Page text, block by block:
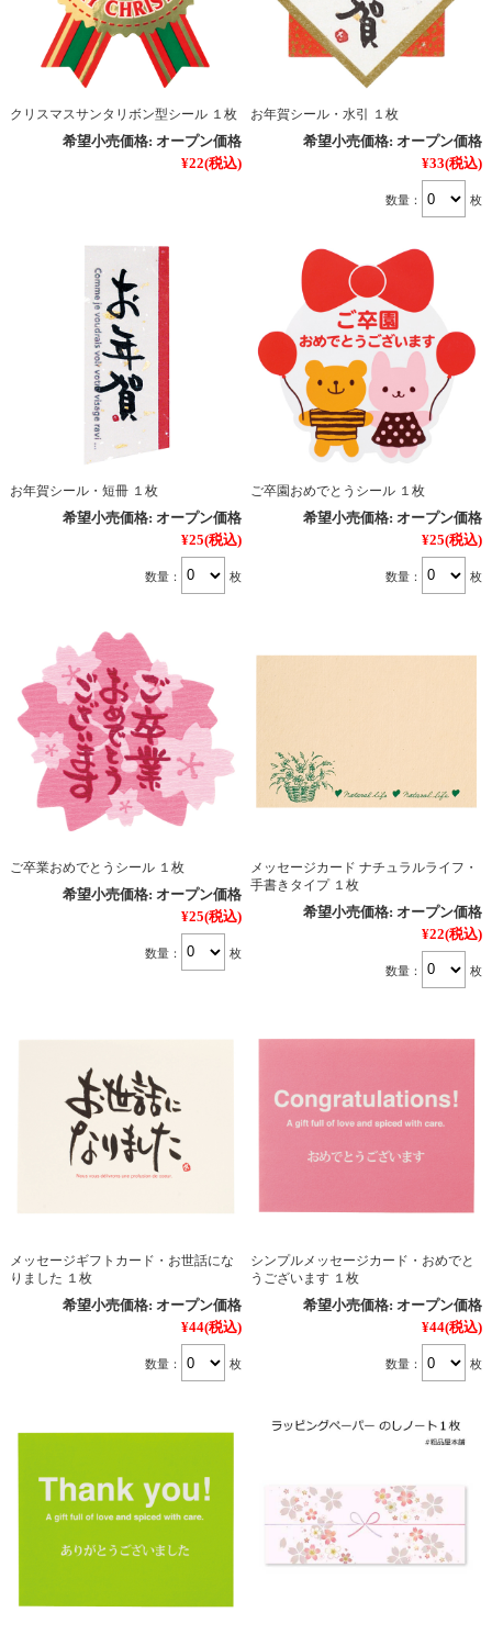
クリスマスサンタリボン型シール １枚
希望小売価格: オープン価格
¥22(税込)
お年賀シール・水引 １枚
希望小売価格: オープン価格
¥33(税込)
数量： 枚
お年賀シール・短冊 １枚
希望小売価格: オープン価格
¥25(税込)
数量： 枚
ご卒園おめでとうシール １枚
希望小売価格: オープン価格
¥25(税込)
数量： 枚
ご卒業おめでとうシール １枚
希望小売価格: オープン価格
¥25(税込)
数量： 枚
メッセージカード ナチュラルライフ・
手書きタイプ １枚
希望小売価格: オープン価格
¥22(税込)
数量： 枚
メッセージギフトカード・お世話にな
りました １枚
希望小売価格: オープン価格
¥44(税込)
数量： 枚
シンプルメッセージカード・おめでと
うございます １枚
希望小売価格: オープン価格
¥44(税込)
数量： 枚